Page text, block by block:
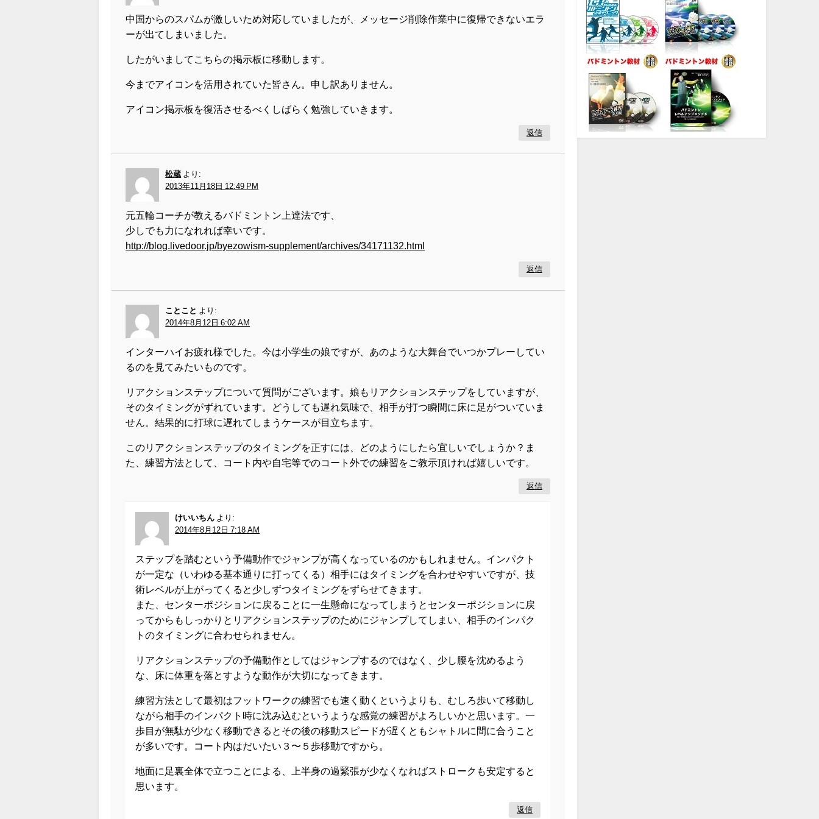
中国からのスパムが激しいため対応していましたが、メッセージ削除作業中に復帰できないエラ
ーが出てしまいました。
したがいましてこちらの掲示板に移動します。
今までアイコンを活用されていた皆さん。申し訳ありません。
アイコン掲示板を復活させるべくしばらく勉強していきます。
返信
松蔵 より:
2013年11月18日 12:49 PM
元五輪コーチが教えるバドミントン上達法です、
少しでも力になれれば幸いです。
http://blog.livedoor.jp/byezowism-supplement/archives/34171132.html
返信
ことこと より:
2014年8月12日 6:02 AM
インターハイお疲れ様でした。今は小学生の娘ですが、あのような大舞台でいつかプレーしてい
るのを見てみたいものです。
リアクションステップについて質問がございます。娘もリアクションステップをしていますが、
そのタイミングがずれています。どうしても遅れ気味で、相手が打つ瞬間に床に足がついていま
せん。結果的に打球に遅れてしまうケースが目立ちます。
このリアクションステップのタイミングを正すには、どのようにしたら宜しいでしょうか？ま
た、練習方法として、コート内や自宅等でのコート外での練習をご教示頂ければ嬉しいです。
返信
けいいちん より:
2014年8月12日 7:18 AM
ステップを踏むという予備動作でジャンプが高くなっているのかもしれません。インパクト
が一定な（いわゆる基本通りに打ってくる）相手にはタイミングを合わせやすいですが、技
術レベルが上がってくると少しずつタイミングをずらせてきます。
また、センターポジションに戻ることに一生懸命になってしまうとセンターポジションに戻
ってからもしっかりとリアクションステップのためにジャンプしてしまい、相手のインパク
トのタイミングに合わせられません。
リアクションステップの予備動作としてはジャンプするのではなく、少し腰を沈めるよう
な、床に体重を落とすような動作が大切になってきます。
練習方法として最初はフットワークの練習でも速く動くというよりも、むしろ歩いて移動し
ながら相手のインパクト時に沈み込むというような感覚の練習がよろしいかと思います。一
歩目が無駄が少なく移動できるとその後の移動スピードが遅くともシャトルに間に合うこと
が多いです。コート内はだいたい３〜５歩移動ですから。
地面に足裏全体で立つことによる、上半身の過緊張が少なくなればストロークも安定すると
思います。
返信